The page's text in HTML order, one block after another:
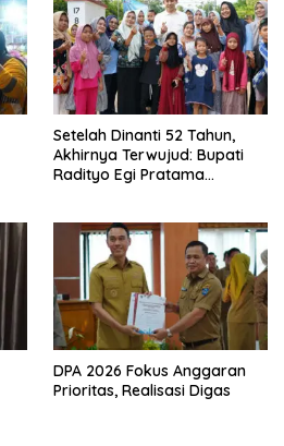
Setelah Dinanti 52 Tahun,
Akhirnya Terwujud: Bupati
Radityo Egi Pratama
DPA 2026 Fokus Anggaran
Prioritas, Realisasi Digas